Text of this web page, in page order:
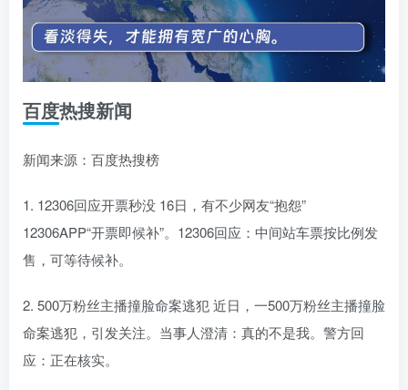
百度热搜新闻
新闻来源：百度热搜榜
1. 12306回应开票秒没 16日，有不少网友“抱怨”
12306APP“开票即候补”。12306回应：中间站车票按比例发
售，可等待候补。
2. 500万粉丝主播撞脸命案逃犯 近日，一500万粉丝主播撞脸
命案逃犯，引发关注。当事人澄清：真的不是我。警方回
应：正在核实。